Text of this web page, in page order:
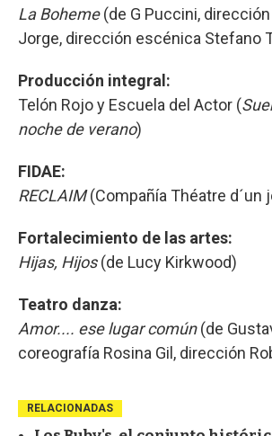
La Boheme(de G Puccini,
Jorge, dirección escénica Stefano
Producción integral:
Telón Rojo y Escuela del Actor (
noche de verano)
FIDAE:
RECLAIM(Compañía Théatre d´un
Fortalecimiento de las artes:
Hijas, Hijos(de Lucy Kirkwood)
Teatro danza:
Amor.... ese lugar común(de
coreografía Rosina Gil, dirección
RELACIONADAS